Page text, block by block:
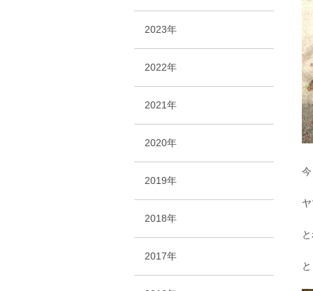
と
2023年
2022年
2021年
2020年
2019年
2018年
2017年